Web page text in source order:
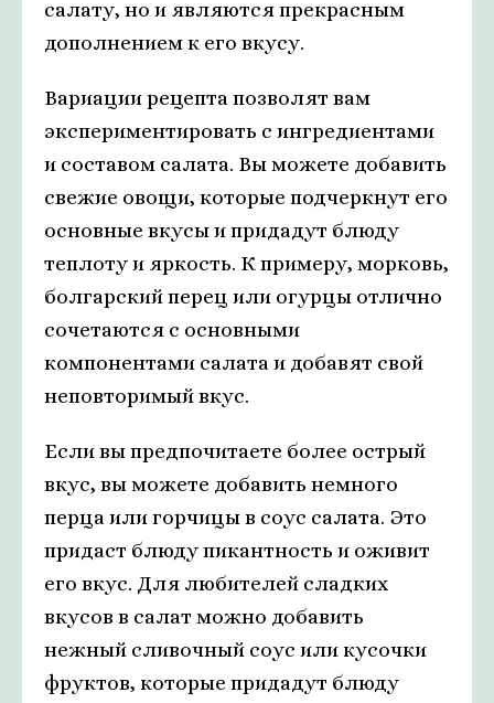
салату, но и являются прекрасным
дополнением к его вкусу.
Вариации рецепта позволят вам
экспериментировать с ингредиентами
и составом салата. Вы можете добавить
свежие овощи, которые подчеркнут его
основные вкусы и придадут блюду
теплоту и яркость. К примеру, морковь,
болгарский перец или огурцы отлично
сочетаются с основными
компонентами салата и добавят свой
неповторимый вкус.
Если вы предпочитаете более острый
вкус, вы можете добавить немного
перца или горчицы в соус салата. Это
придаст блюду пикантность и оживит
его вкус. Для любителей сладких
вкусов в салат можно добавить
нежный сливочный соус или кусочки
фруктов, которые придадут блюду